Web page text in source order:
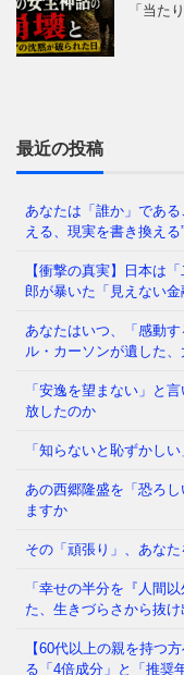
「当た
今の日
字を見
がって
ま避難
最近の投稿
あなたは「誰か」であ
える、現実を書き換える
【衝撃の真実】日本は
郎が暴いた「見えない
あなたはいつ、「感動
ル・カーソンが遺した
「安逸を望まない」と
放したのか
「知らないと恥ずかし
あの西郷隆盛を「恐ろ
ますか
その「頑張り」、あな
「幸せの半分を『人間
た、生きづらさから抜け
【60代以上の親を持つ
る「4倍成分」と「推奨